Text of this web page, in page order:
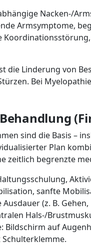
Nacken-/
Armsymptome,
die Linderung von
Bei
sind die Basis –
Plan
zeitlich begrenzte
sanfte
(z. B.
Hals-/
Bildschirm auf